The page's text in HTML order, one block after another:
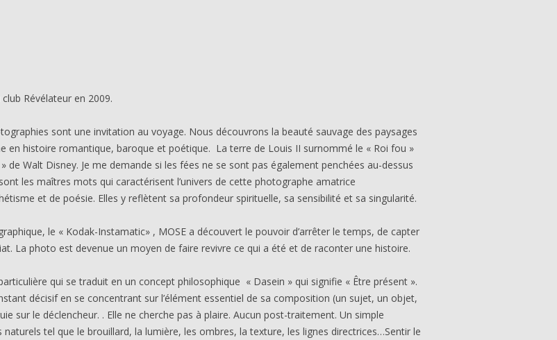
Révélateur en 2009.
sont une invitation au voyage. Nous découvrons la beauté sauvage des paysages
en histoire romantique, baroque et poétique. La terre de Louis II surnommé le « Roi fou »
de Walt Disney. Je me demande si les fées ne se sont pas également penchées au-dessus
les maîtres mots qui caractérisent l’univers de cette photographe amatrice
et de poésie. Elles y reflètent sa profondeur spirituelle, sa sensibilité et sa singularité.
le « Kodak-Instamatic» , MOSE a découvert le pouvoir d’arrêter le temps, de capter
La photo est devenue un moyen de faire revivre ce qui a été et de raconter une histoire.
qui se traduit en un concept philosophique « Dasein » qui signifie « Être présent ».
décisif en se concentrant sur l’élément essentiel de sa composition (un sujet, un objet,
sur le déclencheur. . Elle ne cherche pas à plaire. Aucun post-traitement. Un simple
tel que le brouillard, la lumière, les ombres, la texture, les lignes directrices…Sentir le